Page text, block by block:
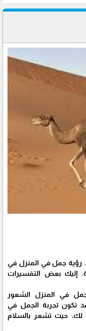
رؤية جمل في المنزل في
إليك بعض التفسيرات
في المنزل الشعور
تكون تجربة الجمل في
لك، حيث تشعر بالسلام